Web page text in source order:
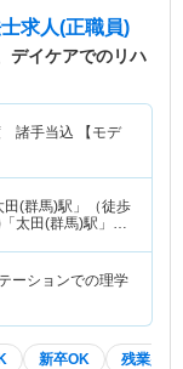
求人(正職員)
デイケアでのリハ
諸手当込 【モデ
(群馬)駅」（徒歩
太田(群馬)駅」
ーションでの理学
新卒OK 残業少な